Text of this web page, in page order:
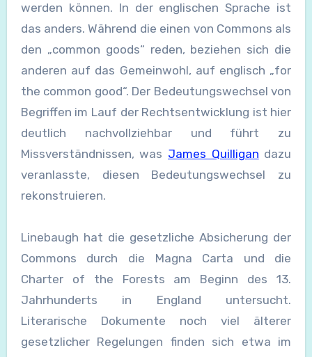
werden können. In der englischen Sprache ist
das anders. Während die einen von Commons als
den „common goods“ reden, beziehen sich die
anderen auf das Gemeinwohl, auf englisch „for
the common good“. Der Bedeutungswechsel von
Begriffen im Lauf der Rechtsentwicklung ist hier
deutlich nachvollziehbar und führt zu
Missverständnissen, was James Quilligan dazu
veranlasste, diesen Bedeutungswechsel zu
rekonstruieren.
Linebaugh hat die gesetzliche Absicherung der
Commons durch die Magna Carta und die
Charter of the Forests am Beginn des 13.
Jahrhunderts in England untersucht.
Literarische Dokumente noch viel älterer
gesetzlicher Regelungen finden sich etwa im